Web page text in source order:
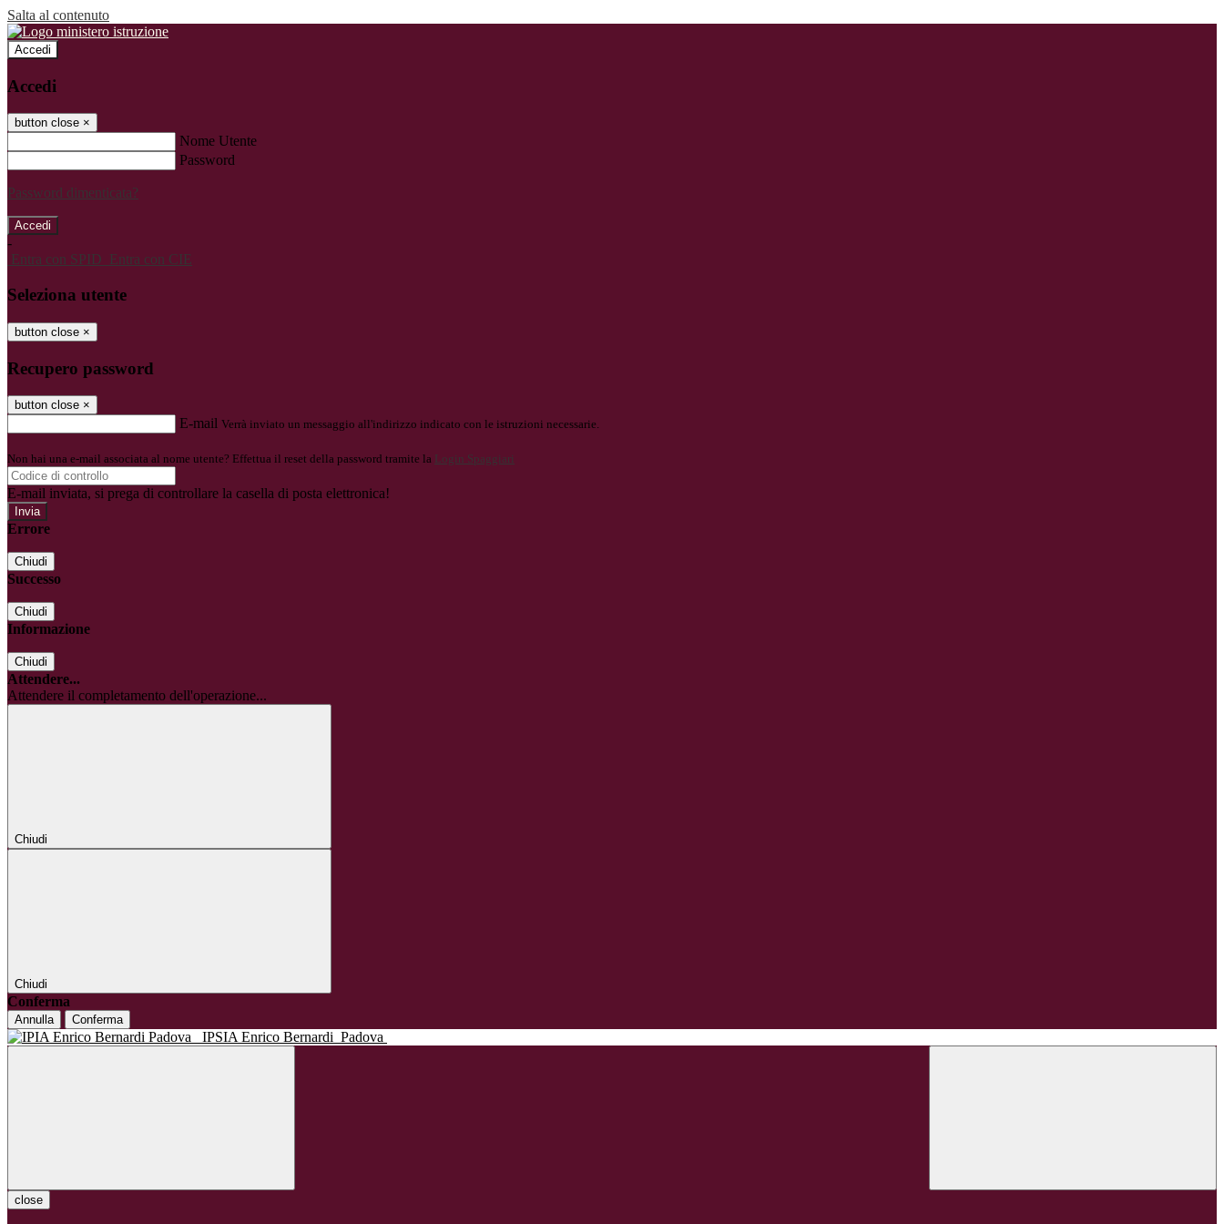
Salta al contenuto
Accedi
Accedi
button close ×
Nome Utente
Password
Password dimenticata?
-
Entra con SPID Entra con CIE
Seleziona utente
button close ×
Recupero password
button close ×
E-mail Verrà inviato un messaggio all'indirizzo indicato con le istruzioni necessarie.
Non hai una e-mail associata al nome utente? Effettua il reset della password tramite la Login Spaggiari
E-mail inviata, si prega di controllare la casella di posta elettronica!
Errore
Chiudi
Successo
Chiudi
Informazione
Chiudi
Attendere...
Attendere il completamento dell'operazione...
Chiudi
Chiudi
Conferma
Annulla Conferma
IPSIA Enrico Bernardi Padova
close